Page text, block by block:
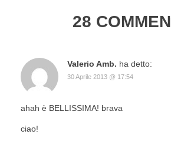
28
Valerio Amb. ha detto:
30 Aprile 2013 @ 17:54
ahah è BELLISSIMA! brava
ciao!